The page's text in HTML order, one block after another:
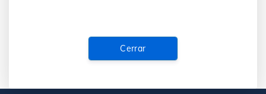
Cerrar